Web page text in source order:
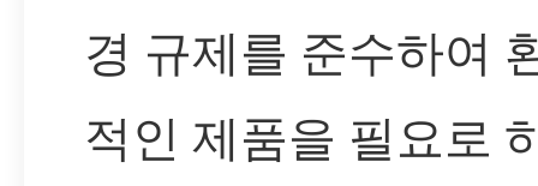
경 규제를 준수하여
적인 제품을 필요로